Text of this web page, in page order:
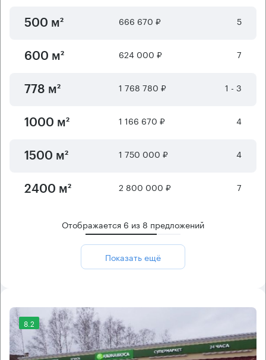
500 м² 666 670 ₽ 5
600 м² 624 000 ₽ 7
778 м² 1 768 780 ₽ 1 - 3
1000 м² 1 166 670 ₽ 4
1500 м² 1 750 000 ₽ 4
2400 м² 2 800 000 ₽ 7
Отображается 6 из 8 предложений
Показать ещё
8.2